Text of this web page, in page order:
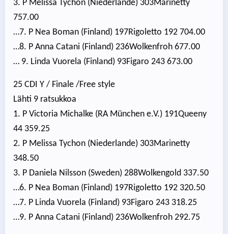
3. P Melissa Tychon (Niederlande) 303Marinetty
757.00
…7. P Nea Boman (Finland) 197Rigoletto 192 704.00
…8. P Anna Catani (Finland) 236Wolkenfroh 677.00
… 9. Linda Vuorela (Finland) 93Figaro 243 673.00
25 CDI Y / Finale /Free style
Lähti 9 ratsukkoa
1. P Victoria Michalke (RA München e.V.) 191Queeny
44 359.25
2. P Melissa Tychon (Niederlande) 303Marinetty
348.50
3. P Daniela Nilsson (Sweden) 288Wolkengold 337.50
…6. P Nea Boman (Finland) 197Rigoletto 192 320.50
…7. P Linda Vuorela (Finland) 93Figaro 243 318.25
…9. P Anna Catani (Finland) 236Wolkenfroh 292.75